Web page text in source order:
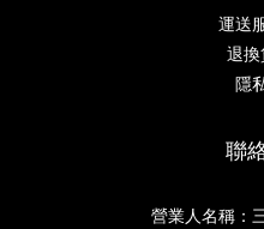
運送
退
隱
聯
營業人名稱：